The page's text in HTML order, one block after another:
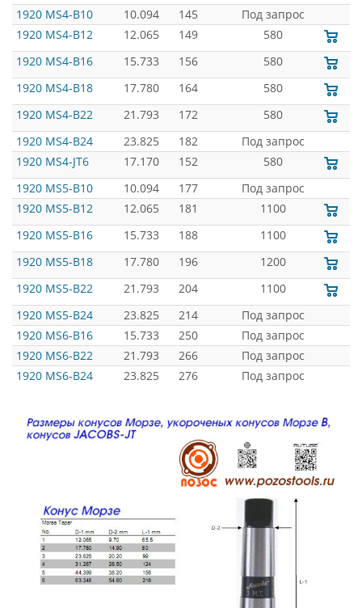
1920 MS4-B10
10.094 145
Под запрос
1920 MS4-B12
12.065 149
580
1920 MS4-B16
15.733 156
580
1920 MS4-B18
17.780 164
580
1920 MS4-B22
21.793 172
580
1920 MS4-B24
23.825 182
Под запрос
1920 MS4-JT6
17.170 152
580
1920 MS5-B10
10.094 177
Под запрос
1920 MS5-B12
12.065 181
1100
1920 MS5-B16
15.733 188
1100
1920 MS5-B18
17.780 196
1200
1920 MS5-B22
21.793 204
1100
1920 MS5-B24
23.825 214
Под запрос
1920 MS6-B16
15.733 250
Под запрос
1920 MS6-B22
21.793 266
Под запрос
1920 MS6-B24
23.825 276 Под запрос